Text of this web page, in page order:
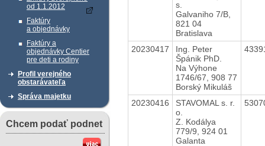
od 1.1.2012
Faktúry
a objednávky
Faktúry a
objednávky Centier
pre deti a rodiny
Profil verejného
obstarávateľa
Správa majetku
Chcem podať podnet
s.
Galvaniho 7/B,
821 04
Bratislava
20230417
Ing. Peter
Špánik PhD.
Na Výhone
1746/67, 908 77
Borský Mikuláš
20230416
STAVOMAL s. r.
o.
Z. Kodálya
779/9, 924 01
Galanta